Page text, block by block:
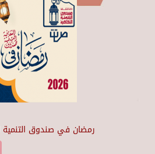
رمضان في صندوق التنمية